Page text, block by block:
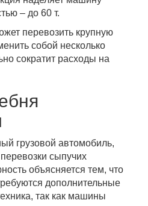
– до 60 т.
перевозить крупную
собой несколько
сократит расходы на
грузовой автомобиль,
сыпучих
объясняется тем, что
дополнительные
так как машины